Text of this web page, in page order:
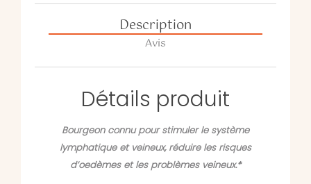
Description
Avis
Détails produit
Bourgeon connu pour stimuler le système
lymphatique et veineux, réduire les risques
d’oedèmes et les problèmes veineux.*